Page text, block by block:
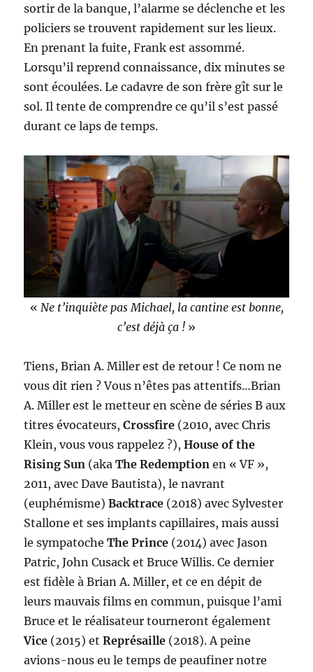
sortir de la banque, l’alarme se déclenche et les
policiers se trouvent rapidement sur les lieux.
En prenant la fuite, Frank est assommé.
Lorsqu’il reprend connaissance, dix minutes se
sont écoulées. Le cadavre de son frère gît sur le
sol. Il tente de comprendre ce qu’il s’est passé
durant ce laps de temps.
« Ne t’inquiète pas Michael, la cantine est bonne,
c’est déjà ça ! »
Tiens, Brian A. Miller est de retour ! Ce nom ne
vous dit rien ? Vous n’êtes pas attentifs…Brian
A. Miller est le metteur en scène de séries B aux
titres évocateurs,Crossfire (2010, avec Chris
Klein, vous vous rappelez ?),House of the
Rising Sun (akaThe Redemption en « VF »,
2011, avec Dave Bautista), le navrant
(euphémisme)Backtrace (2018) avec Sylvester
Stallone et ses implants capillaires, mais aussi
le sympatocheThe Prince (2014) avec Jason
Patric, John Cusack et Bruce Willis. Ce dernier
est fidèle à Brian A. Miller, et ce en dépit de
leurs mauvais films en commun, puisque l’ami
Bruce et le réalisateur tourneront également
Vice (2015) etReprésaille (2018). A peine
avions-nous eu le temps de peaufiner notre